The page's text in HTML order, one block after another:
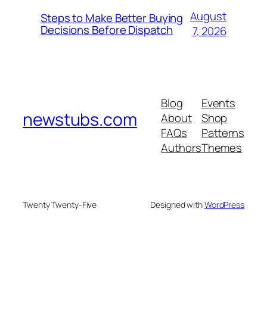
Steps to Make Better Buying
Decisions Before Dispatch
August
7, 2026
newstubs.com
Blog
About
FAQs
Authors
Events
Shop
Patterns
Themes
Twenty Twenty-Five Designed withWordPress